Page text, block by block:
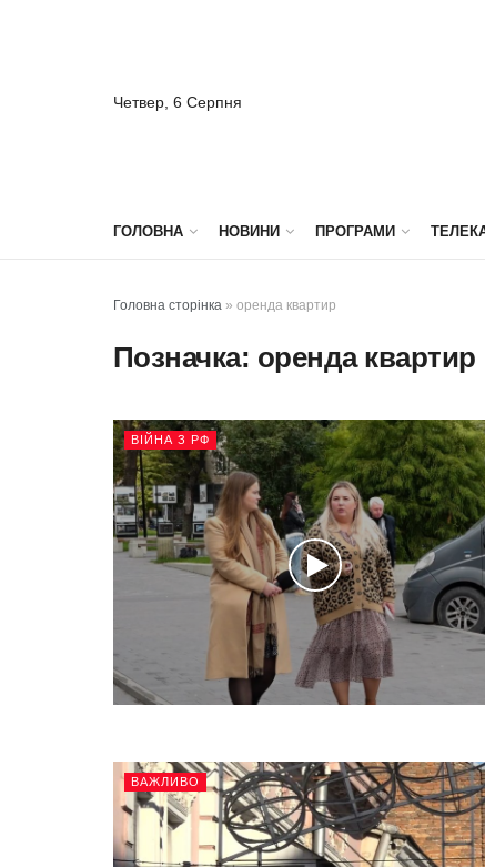
Четвер, 6 Серпня
ГОЛОВНА НОВИНИ ПРОГРАМИ
Головна сторінка » оренда квартир
Позначка: оренда квартир
ВІЙНА З РФ
ВАЖЛИВО